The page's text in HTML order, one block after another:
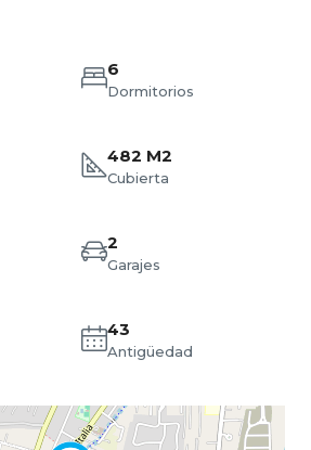
6
Dormitorios
482 M2
Cubierta
2
Garajes
43
Antigüedad